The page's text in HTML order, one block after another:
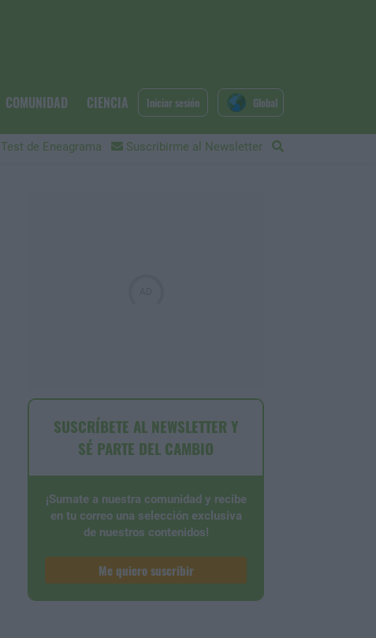
COMUNIDAD CIENCIA
Test de Eneagrama Suscribirme al Newsletter
Iniciar sesión Global
SUSCRÍBETE AL NEWSLETTER Y
SÉ PARTE DEL CAMBIO
¡Sumate a nuestra comunidad y recibe
en tu correo una selección exclusiva
de nuestros contenidos!
Me quiero suscribir